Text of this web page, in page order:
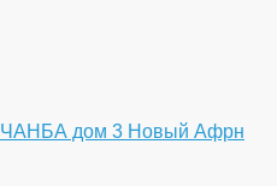
ЧАНБА дом 3 Новый Афрн